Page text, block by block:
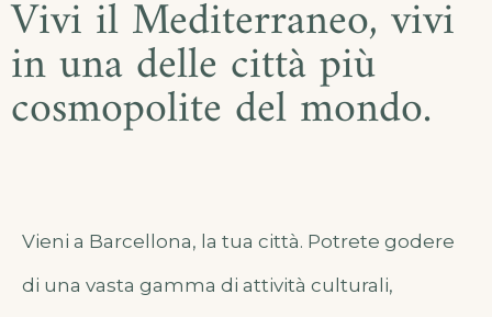
Vivi il Mediterraneo, vivi
in ​​una delle città più
cosmopolite del mondo.
Vieni a Barcellona, ​​la tua città. Potrete godere
di una vasta gamma di attività culturali,